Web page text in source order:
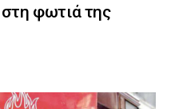
φωτιά της